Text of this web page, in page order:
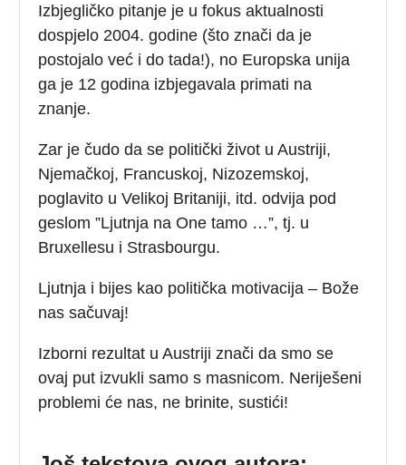
Izbjegličko pitanje je u fokus aktualnosti
dospjelo 2004. godine (što znači da je
postojalo već i do tada!), no Europska unija
ga je 12 godina izbjegavala primati na
znanje.
Zar je čudo da se politički život u Austriji,
Njemačkoj, Francuskoj, Nizozemskoj,
poglavito u Velikoj Britaniji, itd. odvija pod
geslom ”Ljutnja na One tamo …”, tj. u
Bruxellesu i Strasbourgu.
Ljutnja i bijes kao politička motivacija – Bože
nas sačuvaj!
Izborni rezultat u Austriji znači da smo se
ovaj put izvukli samo s masnicom. Neriješeni
problemi će nas, ne brinite, sustići!